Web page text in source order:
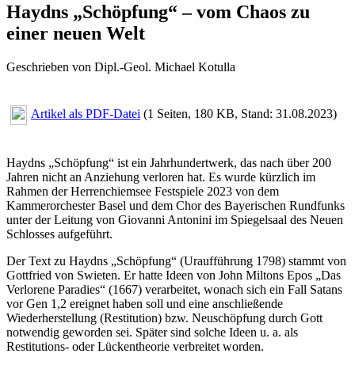
Haydns „Schöpfung“ – vom Chaos zu
einer neuen Welt
Geschrieben von Dipl.-Geol. Michael Kotulla
Artikel als PDF-Datei (1 Seiten, 180 KB, Stand: 31.08.2023)
Haydns „Schöpfung“ ist ein Jahrhundertwerk, das nach über 200
Jahren nicht an Anziehung verloren hat. Es wurde kürzlich im
Rahmen der Herrenchiemsee Festspiele 2023 von dem
Kammerorchester Basel und dem Chor des Bayerischen Rundfunks
unter der Leitung von Giovanni Antonini im Spiegelsaal des Neuen
Schlosses aufgeführt.
Der Text zu Haydns „Schöpfung“ (Uraufführung 1798) stammt von
Gottfried von Swieten. Er hatte Ideen von John Miltons Epos „Das
Verlorene Paradies“ (1667) verarbeitet, wonach sich ein Fall Satans
vor Gen 1,2 ereignet haben soll und eine anschließende
Wiederherstellung (Restitution) bzw. Neuschöpfung durch Gott
notwendig geworden sei. Später sind solche Ideen u. a. als
Restitutions- oder Lückentheorie verbreitet worden.